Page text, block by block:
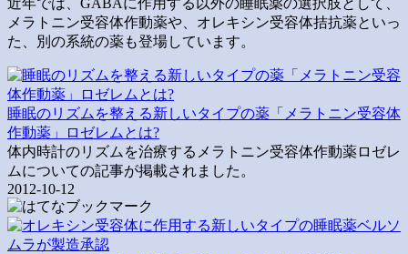
メラトニン受容体作動薬や、オレキシン受容体拮抗薬といっ
た、別の系統の薬も登場しています。
睡眠のリズムを整える新しいタイプの薬「メラトニン受容体
作動薬」ロゼレムとは?
体内時計のリズムを治療するメラトニン受容体作動薬ロゼレ
ムについての記事が掲載されました。
2012-10-12